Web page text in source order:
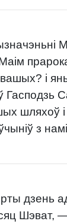
і
Гасподзь
шляхоў
з
дзень
Шэват, —